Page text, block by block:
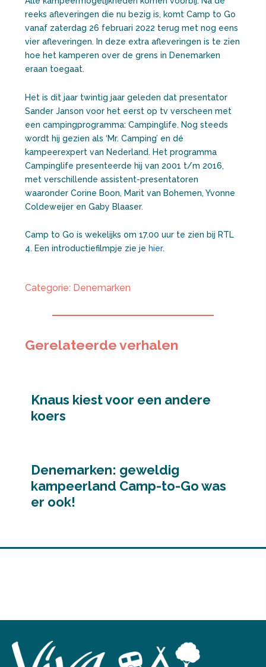
reeks afleveringen die nu bezig is, komt Camp to Go
vanaf zaterdag 26 februari 2022 terug met nog eens
vier afleveringen. In deze extra afleveringen is te zien
hoe het kamperen over de grens in Denemarken
eraan toegaat.
Het is dit jaar twintig jaar geleden dat presentator
Sander Janson voor het eerst op tv verscheen met
een campingprogramma: Campinglife. Nog steeds
wordt hij gezien als ‘Mr. Camping’ en dé
kampeerexpert van Nederland. Het programma
Campinglife presenteerde hij van 2001 t/m 2016,
met verschillende assistent-presentatoren
waaronder Corine Boon, Marit van Bohemen, Yvonne
Coldeweijer en Gaby Blaaser.
Camp to Go is wekelijks om 17.00 uur te zien bij RTL
4. Een introductiefilmpje zie je hier.
Categorie: Denemarken
Gerelateerde verhalen
Knaus kiest voor een andere
koers
Denemarken: geweldig
kampeerland Camp-to-Go was
er ook!